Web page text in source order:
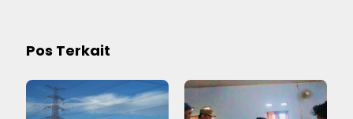
Pos Terkait